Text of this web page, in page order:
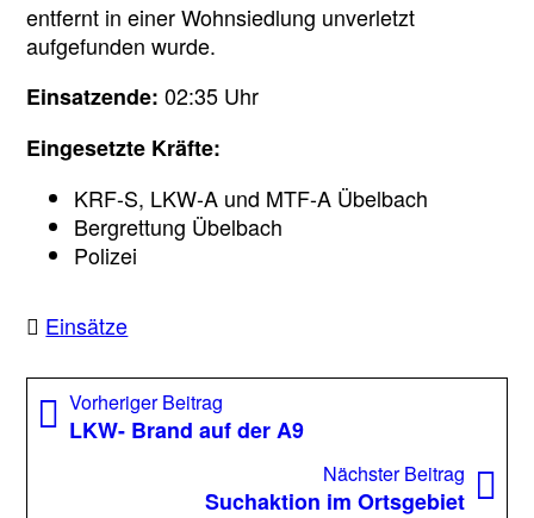
entfernt in einer Wohnsiedlung unverletzt
aufgefunden wurde.
Einsatzende: 02:35 Uhr
Eingesetzte Kräfte:
KRF-S, LKW-A und MTF-A Übelbach
Bergrettung Übelbach
Polizei
Einsätze
Beitragsnavigation
Vorheriger Beitrag
Beitrag:
LKW- Brand auf der A9
Nächster Beitrag
Suchaktion im Ortsgebiet